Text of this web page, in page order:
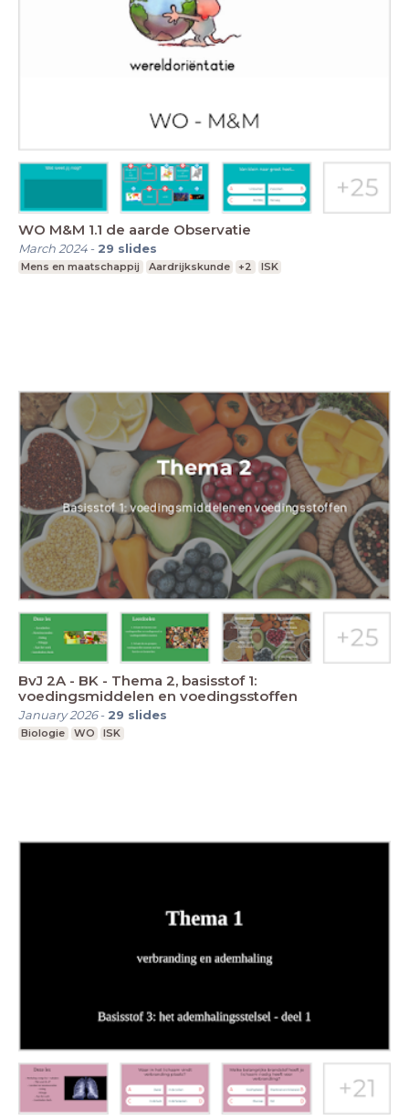
WO M&M 1.1 de aarde Observatie
March 2024- 29 slides
Mens en maatschappij Aardrijkskunde +2 ISK
BvJ 2A - BK - Thema 2, basisstof 1:
voedingsmiddelen en voedingsstoffen
January 2026- 29 slides
Biologie WO ISK